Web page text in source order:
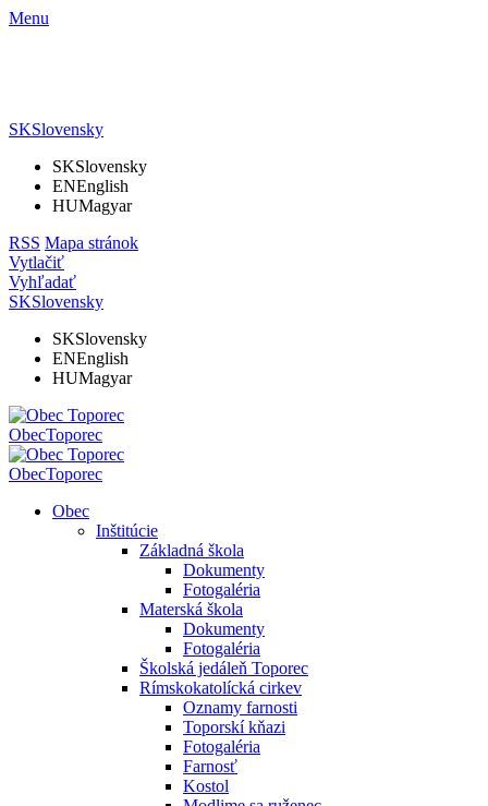
Menu
SKSlovensky
SKSlovensky
ENEnglish
HUMagyar
RSS Mapa stránok
Vytlačiť
Vyhľadať
SKSlovensky
SKSlovensky
ENEnglish
HUMagyar
ObecToporec
ObecToporec
Obec
Inštitúcie
Základná škola
Dokumenty
Fotogaléria
Materská škola
Dokumenty
Fotogaléria
Školská jedáleň Toporec
Rímskokatolícká cirkev
Oznamy farnosti
Toporskí kňazi
Fotogaléria
Farnosť
Kostol